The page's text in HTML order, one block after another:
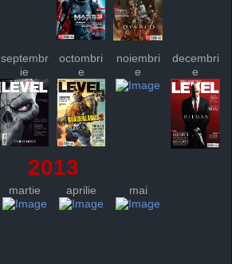
septembr
ie
octombri
e
noiembri
e
decembri
e
2013
martie aprilie mai